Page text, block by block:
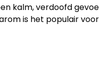
kalm, verdoofd
is het populair